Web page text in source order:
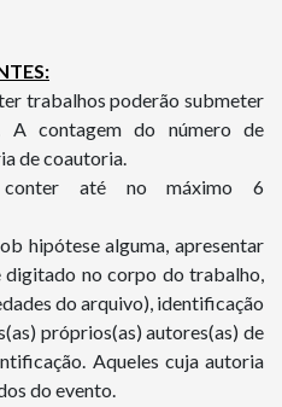
trabalhos poderão submeter
A contagem do número de
de coautoria.
até no máximo 6
hipótese alguma, apresentar
no corpo do trabalho,
do arquivo), identificação
próprios(as) autores(as) de
Aqueles cuja autoria
do evento.